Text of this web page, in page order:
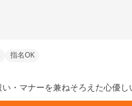
指名OK
・マナーを兼ねそろえた心優
トだけ』のプライベートなお